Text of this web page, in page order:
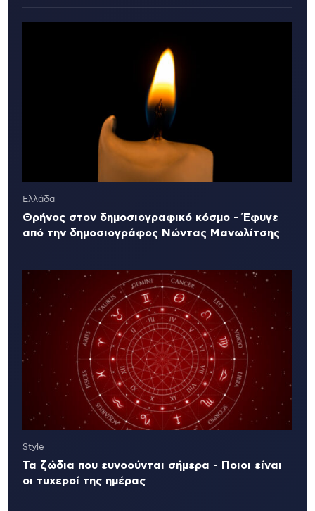
Ελλάδα
Θρήνος στον δημοσιογραφικό κόσμο - Έφυγε
από την δημοσιογράφος Νώντας Μανωλίτσης
Style
Τα ζώδια που ευνοούνται σήμερα - Ποιοι είναι
οι τυχεροί της ημέρας